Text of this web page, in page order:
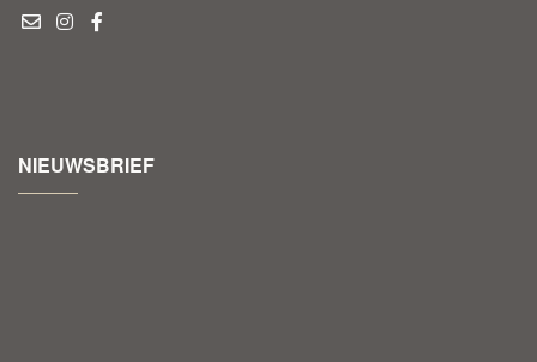
NIEUWSBRIEF